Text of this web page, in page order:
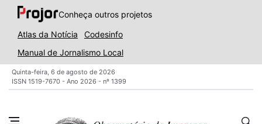
Conheça outros projetos
Atlas da Notícia
Codesinfo
Manual de Jornalismo Local
Quinta-feira, 6 de agosto de 2026
ISSN 1519-7670 - Ano 2026 - nº 1399